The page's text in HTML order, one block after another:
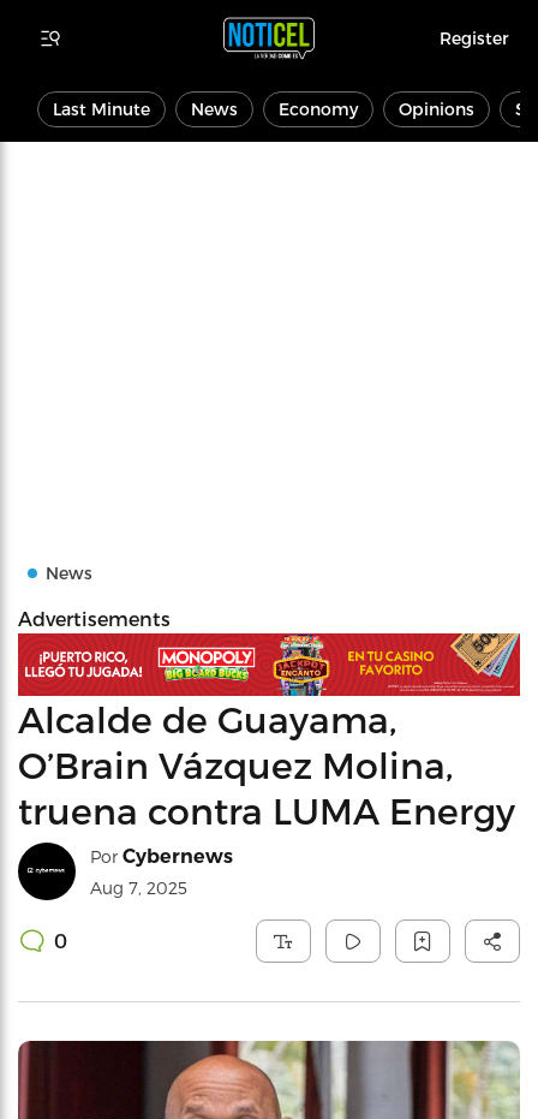
Register
Last Minute News Economy Opinions
News
Advertisements
Alcalde de Guayama,
O’Brain Vázquez Molina,
truena contra LUMA Energy
Por Cybernews
Aug 7, 2025
0